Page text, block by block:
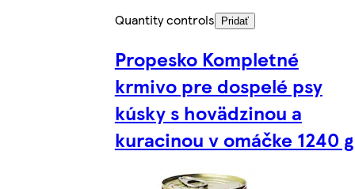
Quantity controls Pridať
Propesko Kompletné
krmivo pre dospelé psy
kúsky s hovädzinou a
kuracinou v omáčke 1240 g